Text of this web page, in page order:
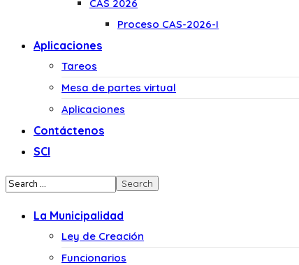
CAS 2026
Proceso CAS-2026-I
Aplicaciones
Tareos
Mesa de partes virtual
Aplicaciones
Contáctenos
SCI
La Municipalidad
Ley de Creación
Funcionarios